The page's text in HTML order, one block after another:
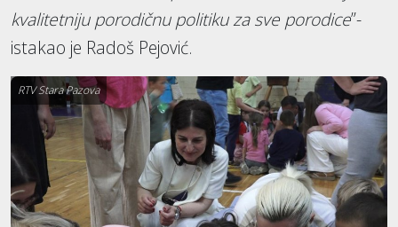
kvalitetniju porodičnu politiku za sve porodice”-
istakao je Radoš Pejović.
RTV Stara Pazova